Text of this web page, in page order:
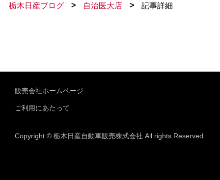
栃木日産ブログ > 自治医大店 > 記事詳細
販売会社ホームページ
ご利用にあたって
Copyright © 栃木日産自動車販売株式会社 All rights Reserved.